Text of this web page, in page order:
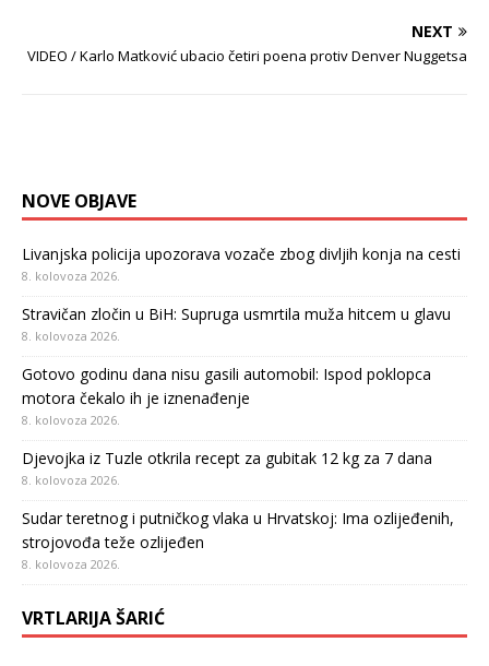
NEXT
VIDEO / Karlo Matković ubacio četiri poena protiv Denver Nuggetsa
NOVE OBJAVE
Livanjska policija upozorava vozače zbog divljih konja na cesti
8. kolovoza 2026.
Stravičan zločin u BiH: Supruga usmrtila muža hitcem u glavu
8. kolovoza 2026.
Gotovo godinu dana nisu gasili automobil: Ispod poklopca
motora čekalo ih je iznenađenje
8. kolovoza 2026.
Djevojka iz Tuzle otkrila recept za gubitak 12 kg za 7 dana
8. kolovoza 2026.
Sudar teretnog i putničkog vlaka u Hrvatskoj: Ima ozlijeđenih,
strojovođa teže ozlijeđen
8. kolovoza 2026.
VRTLARIJA ŠARIĆ